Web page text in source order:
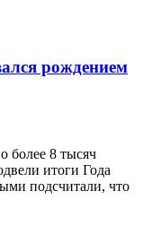
рождением
более 8 тысяч
итоги Года
подсчитали, что